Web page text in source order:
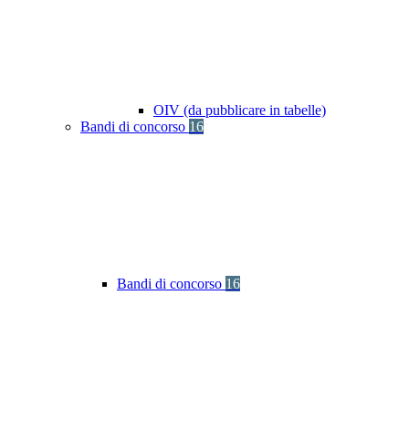
OIV (da pubblicare in tabelle)
Bandi di concorso 16
Bandi di concorso 16